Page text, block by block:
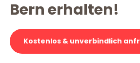
Bern erhalten!
Kostenlos & unverbindlich